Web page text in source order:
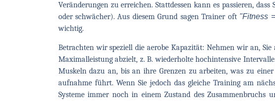
Veränderungen zu erreichen. Stattdessen kann es passieren,
oder schwächer). Aus diesem Grund sagen Trainer oft "Fitness
wichtig.
Betrachten wir speziell die aerobe Kapazität: Nehmen wir an,
Maximalleistung abzielt, z. B. wiederholte hochintensive
Muskeln dazu an, bis an ihre Grenzen zu arbeiten, was zu
aufnahme führt. Wenn Sie jedoch das gleiche Training am
Systeme immer noch in einem Zustand des Zusammenbruchs